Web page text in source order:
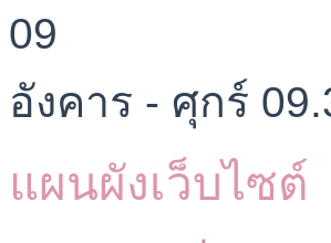
อังคาร - ศุกร์
แผนผังเว็บไซต์